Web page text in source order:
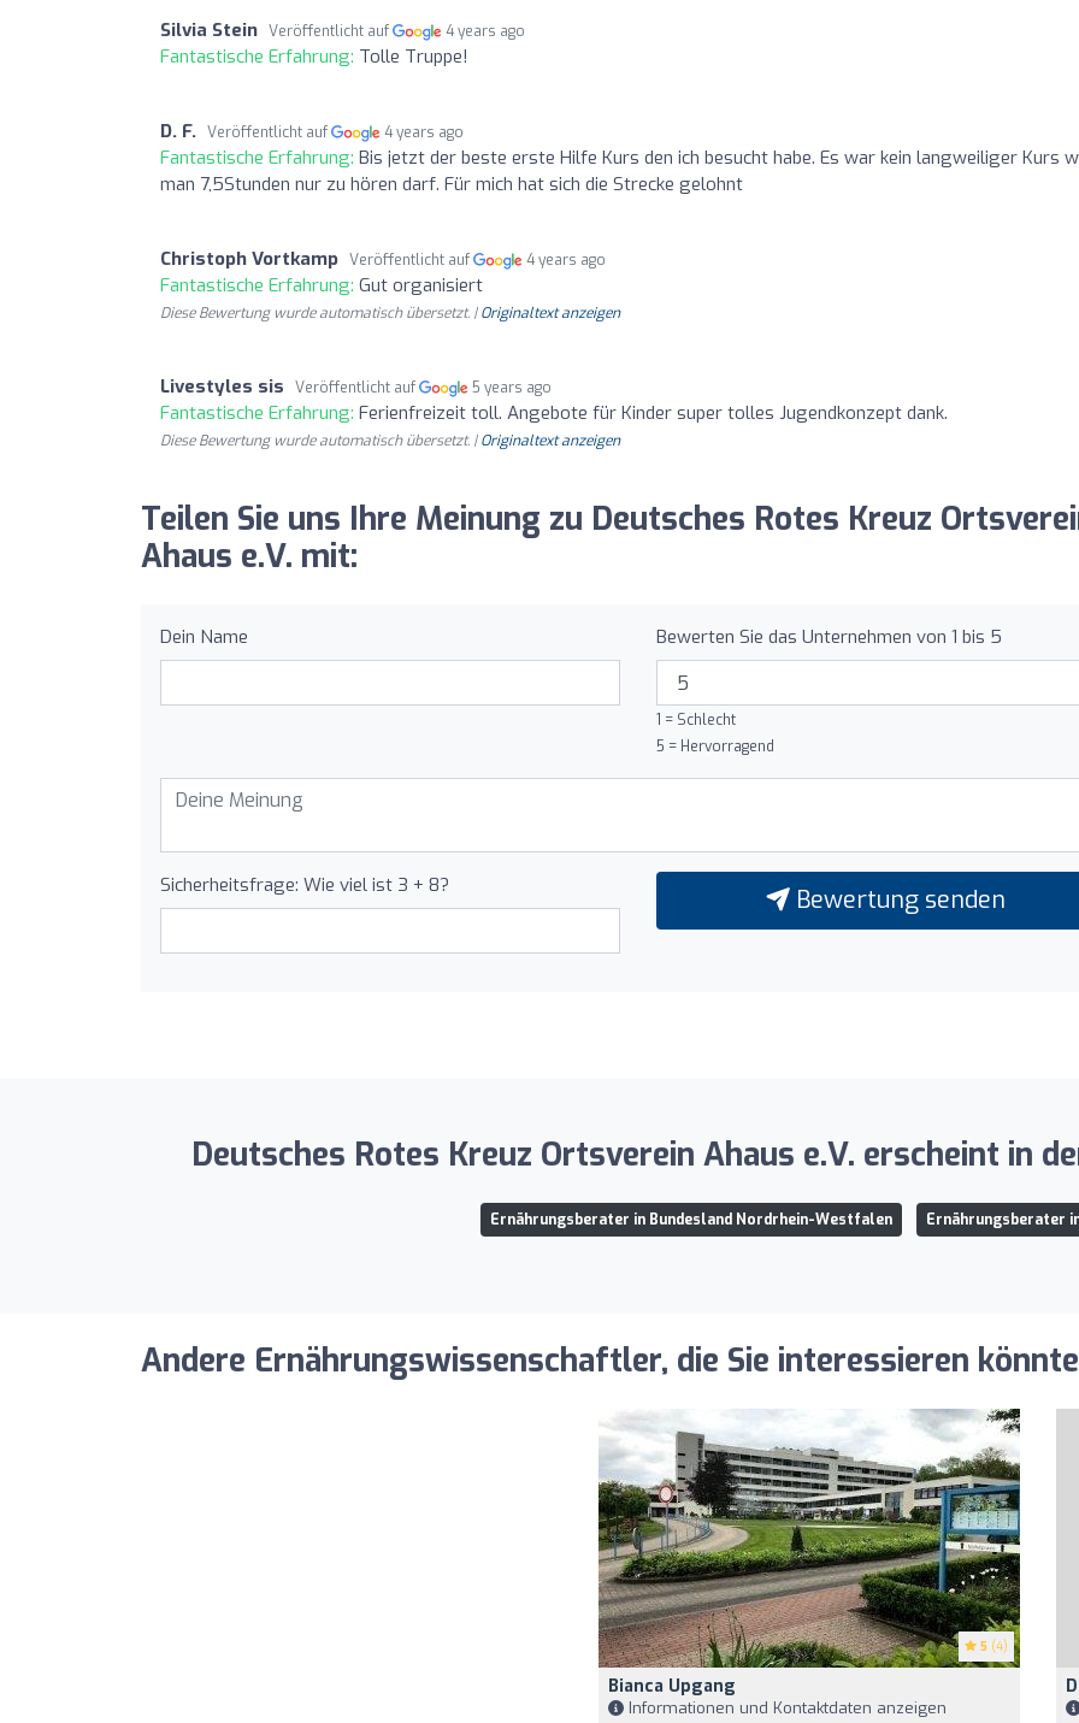
Silvia Stein Veröffentlicht auf 4 years ago
Fantastische Erfahrung: Tolle Truppe!
D. F. Veröffentlicht auf 4 years ago
Fantastische Erfahrung: Bis jetzt der beste erste Hilfe Kurs den ich besucht habe. Es war kein langweiliger Kurs
man 7,5Stunden nur zu hören darf. Für mich hat sich die Strecke gelohnt
Christoph Vortkamp Veröffentlicht auf 4 years ago
Fantastische Erfahrung: Gut organisiert
Diese Bewertung wurde automatisch übersetzt. |Originaltext anzeigen
Livestyles sis Veröffentlicht auf 5 years ago
Fantastische Erfahrung: Ferienfreizeit toll. Angebote für Kinder super tolles Jugendkonzept dank.
Diese Bewertung wurde automatisch übersetzt. |Originaltext anzeigen
Teilen Sie uns Ihre Meinung zu Deutsches Rotes Kreuz
Ahaus e.V. mit:
Dein Name Bewerten Sie das Unternehmen von 1 bis 5
1 = Schlecht
5 = Hervorragend
Sicherheitsfrage: Wie viel ist 3 + 8? Bewertung senden
Deutsches Rotes Kreuz Ortsverein Ahaus e.V. erscheint in
Ernährungsberater in Bundesland Nordrhein-Westfalen Ernährungsberater
Andere Ernährungswissenschaftler, die Sie interessieren
5 (4)
Bianca Upgang
Informationen und Kontaktdaten anzeigen